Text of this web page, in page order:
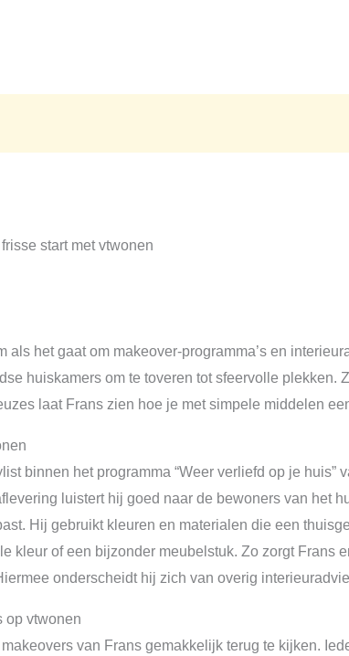
als het gaat om makeover-programma’s en
huiskamers om te toveren tot sfeervolle plekken.
laat Frans zien hoe je met simpele middelen
binnen het programma “Weer verliefd op je
luistert hij goed naar de bewoners van het
Hij gebruikt kleuren en materialen die een
kleur of een bijzonder meubelstuk. Zo zorgt Frans
onderscheidt hij zich van overig
op vtwonen
van Frans gemakkelijk terug te kijken.